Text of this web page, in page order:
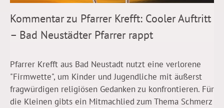
Kommentar zu Pfarrer Krefft: Cooler Auftritt
– Bad Neustädter Pfarrer rappt
Pfarrer Krefft aus Bad Neustadt nutzt eine verlorene
"Firmwette", um Kinder und Jugendliche mit äußerst
fragwürdigen religiösen Gedanken zu konfrontieren. Für
die Kleinen gibts ein Mitmachlied zum Thema Schmerz